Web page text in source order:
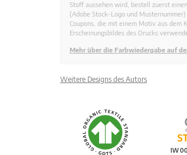
Stoff aussehen wird, bestell zuerst
(Adobe Stock-Logo und
Coupons, die mit einem Motiv aus dem
Erscheinungsbildes des Drucks
Mehr über die Farbwiedergabe auf
Weitere Designs des Autors
IW